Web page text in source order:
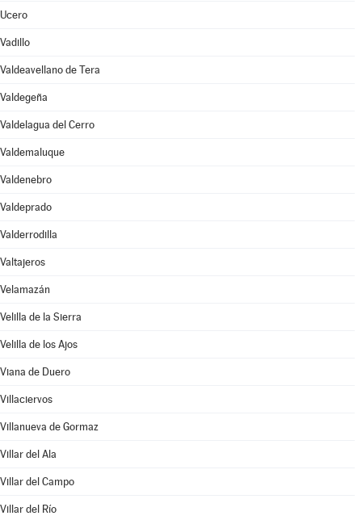
Ucero
Vadillo
Valdeavellano de Tera
Valdegeña
Valdelagua del Cerro
Valdemaluque
Valdenebro
Valdeprado
Valderrodilla
Valtajeros
Velamazán
Velilla de la Sierra
Velilla de los Ajos
Viana de Duero
Villaciervos
Villanueva de Gormaz
Villar del Ala
Villar del Campo
Villar del Río